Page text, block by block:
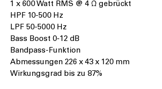
1 x 600 Watt RMS @ 4 Ω gebrückt
HPF 10-500 Hz
LPF 50-5000 Hz
Bass Boost 0-12 dB
Bandpass-Funktion
Abmessungen 226 x 43 x 120 mm
Wirkungsgrad bis zu 87%